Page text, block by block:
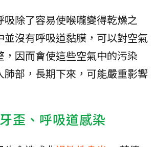
吸除了容易使喉嚨變得乾燥之
並沒有呼吸道黏膜，可以對空氣
，因而會使這些空氣中的污染
肺部，長期下來，可能嚴重影響
歪、呼吸道感染